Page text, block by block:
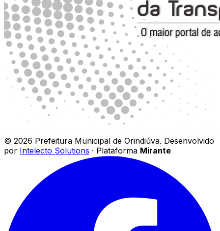
© 2026 Prefeitura Municipal de Orindiúva. Desenvolvido
por Intelecto Solutions · Plataforma Mirante